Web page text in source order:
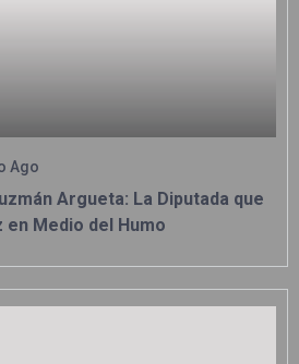
Ago
Argueta: La Diputada que
Medio del Humo